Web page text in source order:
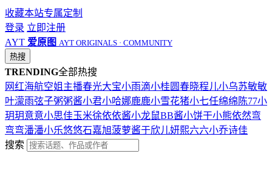
收藏本站专属定制
登录 立即注册
AYT 爱原图 AYT ORIGINALS · COMMUNITY
热搜
TRENDING全部热搜
网红海航空姐 主播春光大宝小雨滴小桂圆春晓程儿小乌苏敏敏
叶濛雨弦子粥粥酱小君小哈娜鹿鹿小雪花猪小七任绵绵 陈77小
玥玥意意小思佳玉米徐依依酱小龙鼠BB酱小饼干小熊依然弯
弯弯潘潘小乐悠悠石嘉旭菠萝酱于欣儿妍熙六六小乔诗佳
搜索